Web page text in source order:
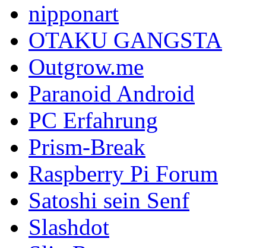
nipponart
OTAKU GANGSTA
Outgrow.me
Paranoid Android
PC Erfahrung
Prism-Break
Raspberry Pi Forum
Satoshi sein Senf
Slashdot